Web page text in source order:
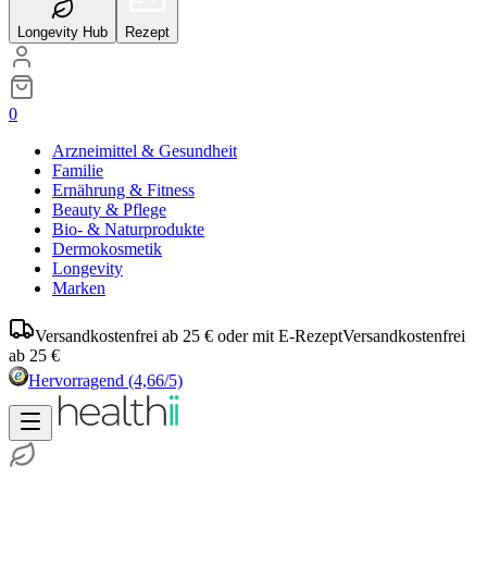
Longevity Hub Rezept
0
Arzneimittel & Gesundheit
Familie
Ernährung & Fitness
Beauty & Pflege
Bio- & Naturprodukte
Dermokosmetik
Longevity
Marken
Versandkostenfrei ab 25 € oder mit E-RezeptVersandkostenfrei
ab 25 €
Hervorragend (4,66/5)